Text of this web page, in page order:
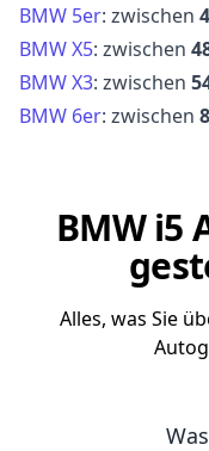
BMW 5er: zwischen
BMW X5: zwischen
BMW X3: zwischen
BMW 6er: zwischen
BMW i5
Alles, was Sie